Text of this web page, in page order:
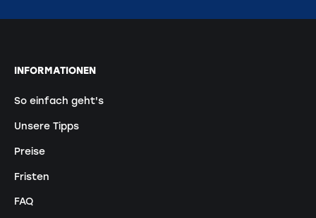
INFORMATIONEN
So einfach geht's
Unsere Tipps
Preise
Fristen
FAQ